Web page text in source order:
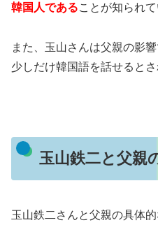
韓国人であることが知られて
また、玉山さんは父親の影
少しだけ韓国語を話せるとさ
玉山鉄二と父親
玉山鉄二さんと父親の具体的